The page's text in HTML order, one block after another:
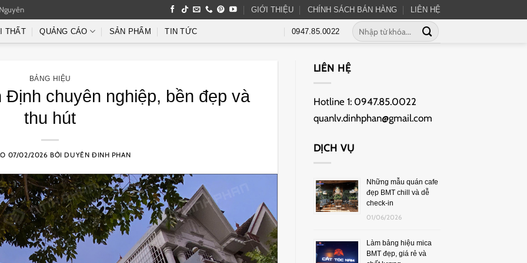
GIỚI THIỆU CHÍNH SÁCH BÁN HÀNG LIÊN HỆ
THẤT QUẢNG CÁO SẢN PHẨM TIN TỨC 0947.85.0022
BẢNG HIỆU
Định chuyên nghiệp, bền đẹp và
thu hút
07/02/2026 BỞI DUYÊN ĐINH PHAN
LIÊN HỆ
Hotline 1: 0947.85.0022
quanlv.dinhphan@gmail.com
DỊCH VỤ
Những mẫu quán cafe
đẹp BMT chill và dễ
check-in
01/06/2026
Làm bảng hiệu mica
BMT đẹp, giá rẻ và